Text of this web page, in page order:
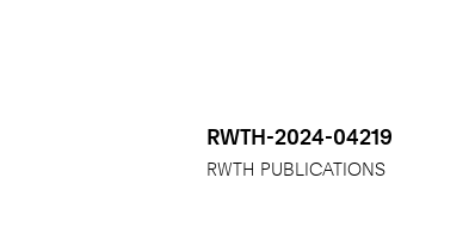
RWTH-2024-04219
RWTH PUBLICATIONS